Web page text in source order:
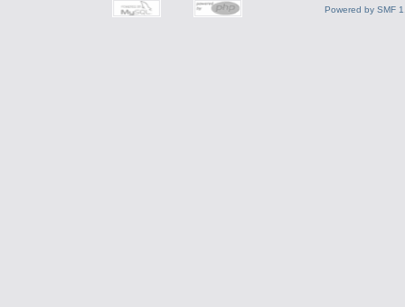
Powered by SMF